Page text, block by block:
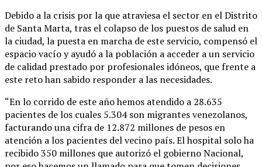
Debido a la crisis por la que atraviesa el sector en el Distrito
de Santa Marta, tras el colapso de los puestos de salud en
la ciudad, la puesta en marcha de este servicio, compensó el
espacio vacío y ayudó a la población a acceder a un servicio
de calidad prestado por profesionales idóneos, que frente a
este reto han sabido responder a las necesidades.
“En lo corrido de este año hemos atendido a 28.635
pacientes de los cuales 5.304 son migrantes venezolanos,
facturando una cifra de 12.872 millones de pesos en
atención a los pacientes del vecino país. El hospital solo ha
recibido 350 millones que autorizó el gobierno Nacional,